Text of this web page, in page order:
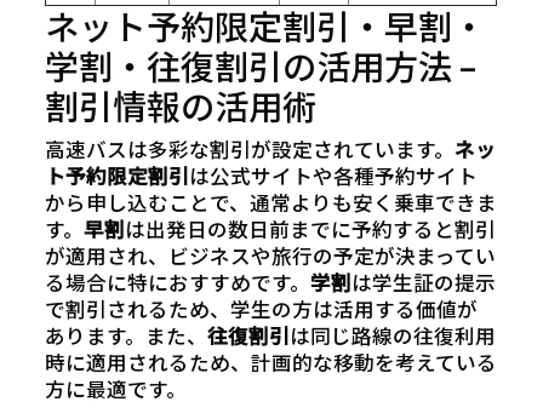
ネット予約限定割引・早割・
学割・往復割引の活用方法 –
割引情報の活用術
高速バスは多彩な割引が設定されています。ネッ
ト予約限定割引は公式サイトや各種予約サイト
から申し込むことで、通常よりも安く乗車できま
す。早割は出発日の数日前までに予約すると割引
が適用され、ビジネスや旅行の予定が決まってい
る場合に特におすすめです。学割は学生証の提示
で割引されるため、学生の方は活用する価値が
あります。また、往復割引は同じ路線の往復利用
時に適用されるため、計画的な移動を考えている
方に最適です。